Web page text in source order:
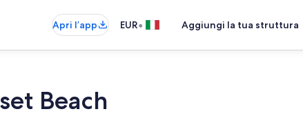
Apri l’app EUR• Aggiungi la tua struttura
Beach